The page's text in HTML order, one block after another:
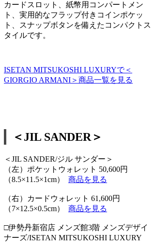
カードスロット、紙幣用コンパートメン
ト、実用的なフラップ付きコインポケッ
ト、スナップボタンを備えたコンパクトス
タイルです。
ISETAN MITSUKOSHI LUXURYで＜
GIORGIO ARMANI＞商品一覧を見る
＜JIL SANDER＞
＜JIL SANDER/ジル サンダー＞
（左）ポケットウォレット 50,600円
（8.5×11.5×1cm） 商品を見る
（右）カードウォレット 61,600円
（7×12.5×0.5cm） 商品を見る
□伊勢丹新宿店 メンズ館3階 メンズデザイ
ナーズ/ISETAN MITSUKOSHI LUXURY